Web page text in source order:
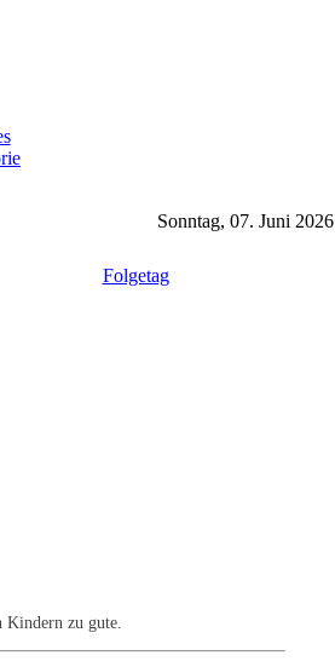
Sonntag, 07. Juni 2026
Folgetag
Kindern zu gute.